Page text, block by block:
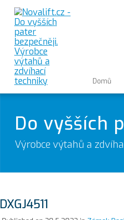
Domů
Do vyšších
Výrobce výtahů a
DXGJ4511